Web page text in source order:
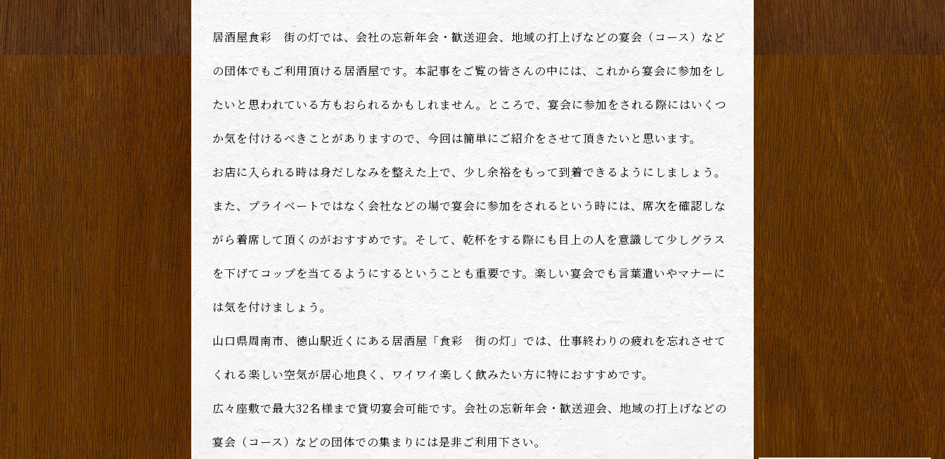
居酒屋食彩 街の灯では、会社の忘新年会・歓送迎会、地域の打上げなどの宴会（コース）など
の団体でもご利用頂ける居酒屋です。本記事をご覧の皆さんの中には、これから宴会に参加をし
たいと思われている方もおられるかもしれません。ところで、宴会に参加をされる際にはいくつ
か気を付けるべきことがありますので、今回は簡単にご紹介をさせて頂きたいと思います。
お店に入られる時は身だしなみを整えた上で、少し余裕をもって到着できるようにしましょう。
また、プライベートではなく会社などの場で宴会に参加をされるという時には、席次を確認しな
がら着席して頂くのがおすすめです。そして、乾杯をする際にも目上の人を意識して少しグラス
を下げてコップを当てるようにするということも重要です。楽しい宴会でも言葉遣いやマナーに
は気を付けましょう。
山口県周南市、徳山駅近くにある居酒屋「食彩 街の灯」では、仕事終わりの疲れを忘れさせて
くれる楽しい空気が居心地良く、ワイワイ楽しく飲みたい方に特におすすめです。
広々座敷で最大32名様まで貸切宴会可能です。会社の忘新年会・歓送迎会、地域の打上げなどの
宴会（コース）などの団体での集まりには是非ご利用下さい。